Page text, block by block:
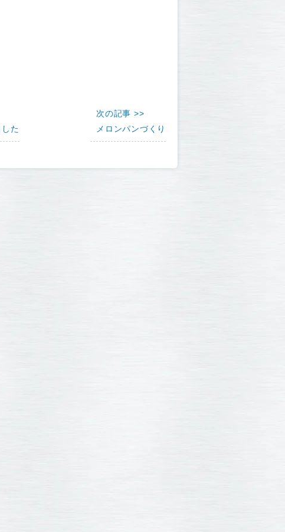
た
次の記事 >>
メロンパンづくり